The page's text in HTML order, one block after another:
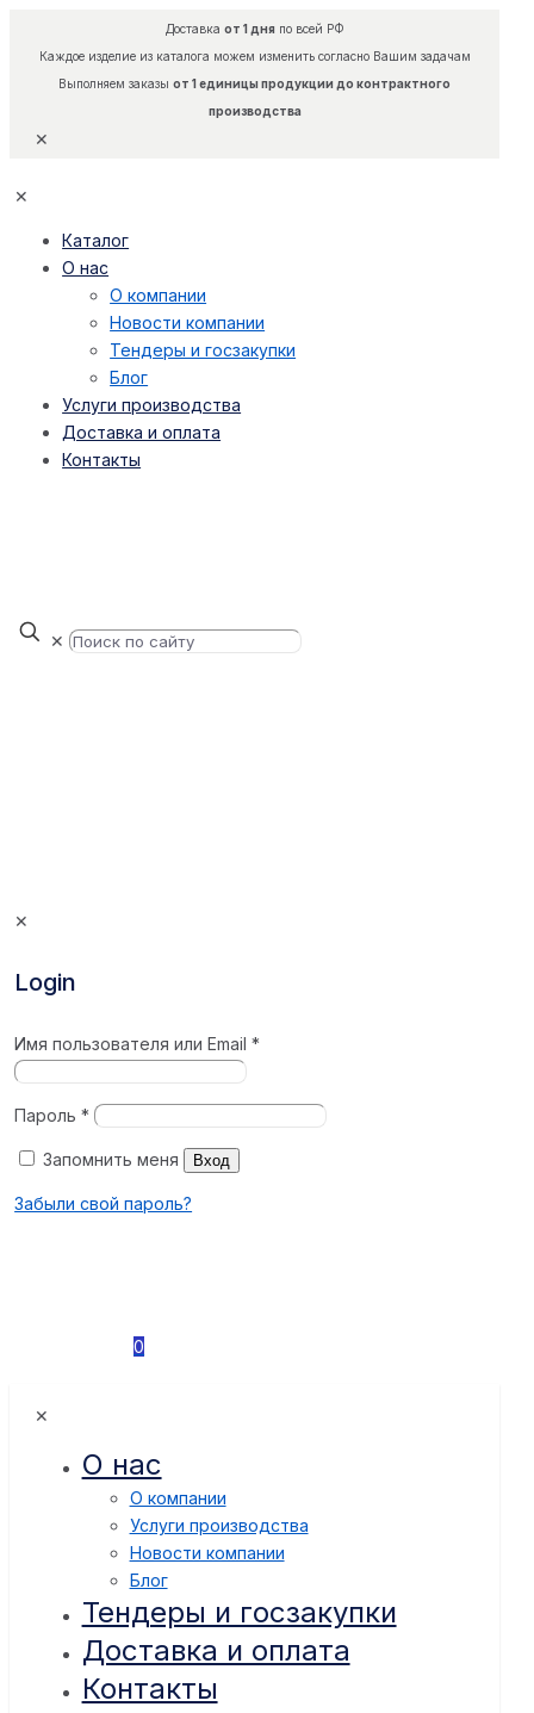
Доставка от 1 дняпо всей РФ
Каждое изделие из каталога можем изменить согласно Вашим задачам
Выполняем заказы от 1 единицы продукции до контрактного
производства
✕
✕
Каталог
О нас
О компании
Новости компании
Тендеры и госзакупки
Блог
Услуги производства
Доставка и оплата
Контакты
✕
✕
Login
Имя пользователя или Email*
Пароль*
Запомнить меня Вход
Забыли свой пароль?
0
✕
О нас
О компании
Услуги производства
Новости компании
Блог
Тендеры и госзакупки
Доставка и оплата
Контакты